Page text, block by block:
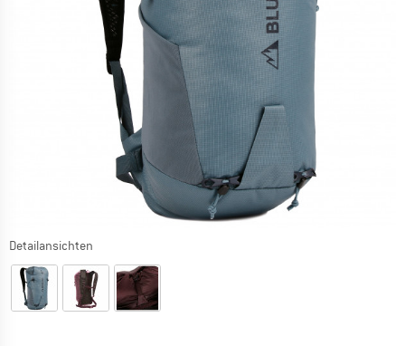
Detailansichten